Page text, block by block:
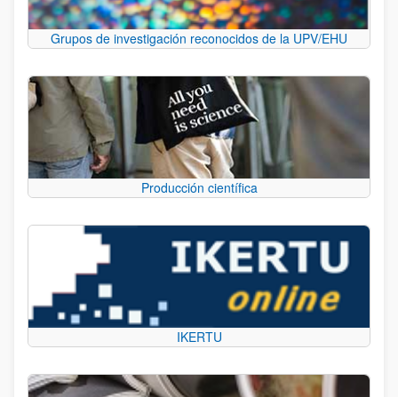
Grupos de investigación reconocidos de la UPV/EHU
Producción científica
IKERTU